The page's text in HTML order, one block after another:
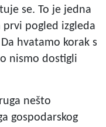
se. To je jedna
pogled izgleda
hvatamo korak s
nismo dostigli
nešto
gospodarskog